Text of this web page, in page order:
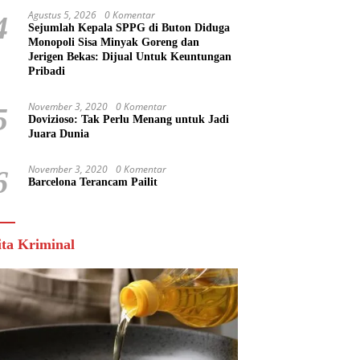
Agustus 5, 2026 0 Komentar
Sejumlah Kepala SPPG di Buton Diduga
Monopoli Sisa Minyak Goreng dan
Jerigen Bekas: Dijual Untuk Keuntungan
Pribadi
November 3, 2020 0 Komentar
Dovizioso: Tak Perlu Menang untuk Jadi
Juara Dunia
November 3, 2020 0 Komentar
Barcelona Terancam Pailit
Kriminal